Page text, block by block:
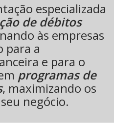
especializada
de débitos
às empresas
para a
e para o
programas de
, maximizando os
negócio.